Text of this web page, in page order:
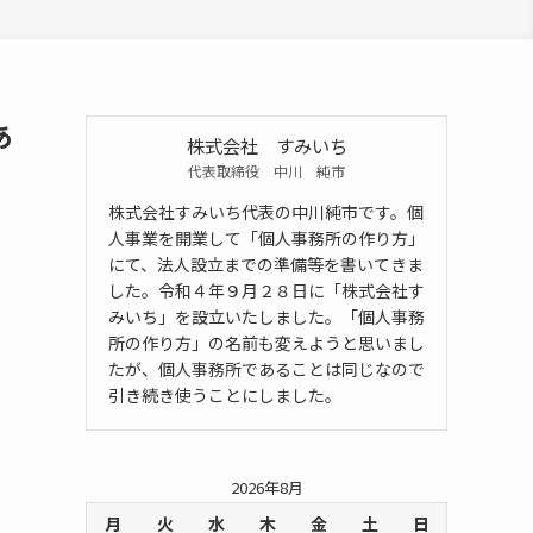
株式会社 すみいち
代表取締役 中川 純市
株式会社すみいち代表の中川純市です。個
人事業を開業して「個人事務所の作り方」
にて、法人設立までの準備等を書いてきま
した。令和４年９月２８日に「株式会社す
みいち」を設立いたしました。「個人事務
所の作り方」の名前も変えようと思いまし
たが、個人事務所であることは同じなので
引き続き使うことにしました。
2026年8月
月 火 水 木 金 土 日